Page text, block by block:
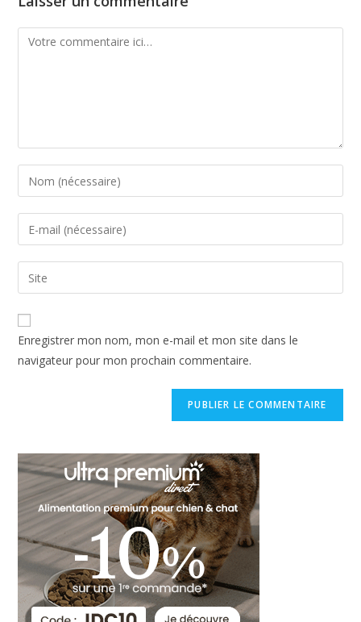
Comment
Enter
your
name
comment
Enter
your
email
address
comment
Saisir
l’URL
de
votre
(facultatif)
Enregistrer mon nom, mon e-mail et mon site dans le
navigateur pour mon prochain commentaire.